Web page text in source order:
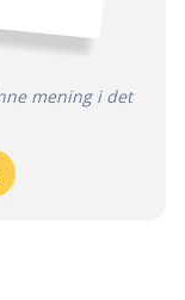
mening i det